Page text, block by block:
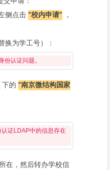
侧点击“校内申请” ，
换为学工号）：
下的“南京微结构国家
认证LDAP中的信息存在
在，然后转办学校信